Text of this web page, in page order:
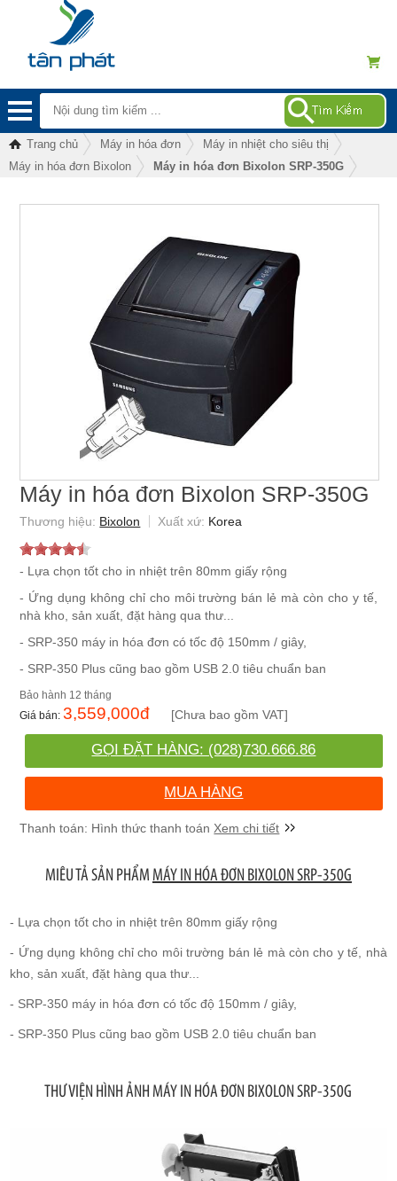
Trang chủ Máy in hóa đơn
Máy in nhiệt cho siêu thị
Máy in hóa đơn Bixolon
Máy in hóa đơn Bixolon SRP-350G
Máy in hóa đơn Bixolon SRP-350G
Bixolon Korea
- Lựa chọn tốt cho in nhiệt trên 80mm giấy rộng
- Ứng dụng không chỉ cho môi trường bán lẻ mà còn cho y tế,
nhà kho, sản xuất, đặt hàng qua thư...
- SRP-350 máy in hóa đơn có tốc độ 150mm / giây,
- SRP-350 Plus cũng bao gồm USB 2.0 tiêu chuẩn ban
12 tháng
3,559,000đ [Chưa bao gồm VAT]
GỌI ĐẶT HÀNG: (028)730.666.86
MUA HÀNG
Xem chi tiết
MIÊU TẢ SẢN PHẨM MÁY IN HÓA ĐƠN BIXOLON SRP-350G
- Lựa chọn tốt cho in nhiệt trên 80mm giấy rộng
- Ứng dụng không chỉ cho môi trường bán lẻ mà còn cho y tế, nhà
kho, sản xuất, đặt hàng qua thư...
- SRP-350 máy in hóa đơn có tốc độ 150mm / giây,
- SRP-350 Plus cũng bao gồm USB 2.0 tiêu chuẩn ban
THƯ VIỆN HÌNH ẢNH MÁY IN HÓA ĐƠN BIXOLON SRP-350G